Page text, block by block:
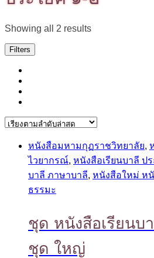
Showing all 2 resultsSorted
Filters
หนังสือมหามกุฏราชวิทยาลัย,
ไวยากรณ์, หนังสือเรียนบาลี ป
บาลี ภาษาบาลี, หนังสือใหม่ ห
ธรรมะ
ชุด หนังสือเรียนบ
ชุด ใหญ่